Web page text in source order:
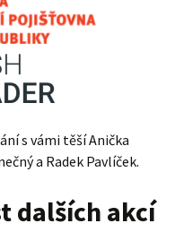
s vámi těší Anička
a Radek Pavlíček.
dalších akcí